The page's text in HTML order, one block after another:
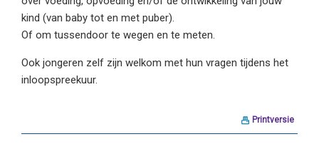
kind (van baby tot en met puber).
Of om tussendoor te wegen en te meten.
Ook jongeren zelf zijn welkom met hun vragen tijdens het
inloopspreekuur.
Printversie